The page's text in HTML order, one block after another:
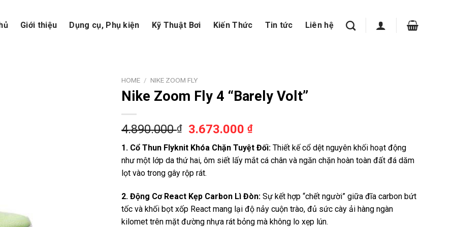
Giới thiệu Dụng cụ, Phụ kiện Kỹ Thuật Bơi Kiến Thức Tin tức Liên hệ
HOME / NIKE ZOOM FLY
Nike Zoom Fly 4 “Barely Volt”
4.890.000₫ 3.673.000₫
1. Cổ Thun Flyknit Khóa Chặn Tuyệt Đối: Thiết kế cổ dệt nguyên khối hoạt động
như một lớp da thứ hai, ôm siết lấy mắt cá chân và ngăn chặn hoàn toàn đất đá dăm
lọt vào trong gây rộp rát.
2. Động Cơ React Kẹp Carbon Lì Đòn: Sự kết hợp “chết người” giữa đĩa carbon bứt
tốc và khối bọt xốp React mang lại độ nảy cuộn trào, đủ sức cày ải hàng ngàn
kilomet trên mặt đường nhựa rát bỏng mà không lo xẹp lún.